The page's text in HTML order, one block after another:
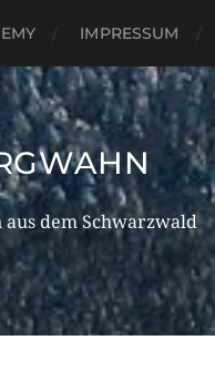
IMPRESSUM
aus dem Schwarzwald